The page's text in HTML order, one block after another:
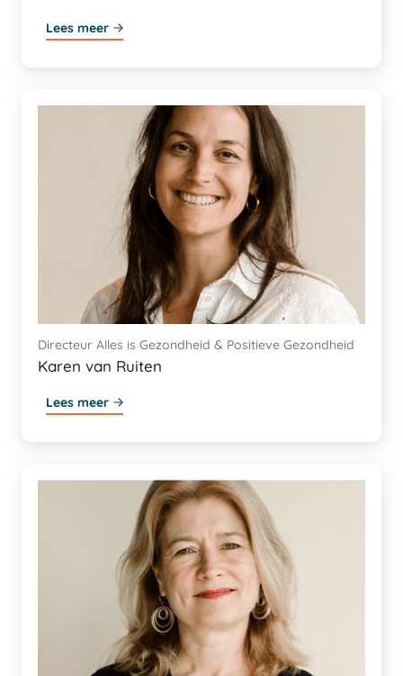
Lees meer
Karen van Ruiten
Directeur Alles is Gezondheid & Positieve Gezondheid
Lees meer